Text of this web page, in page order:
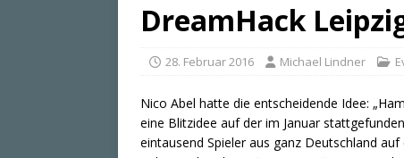
DreamHack
28. Februar 2016 Michael Lindner
Nico Abel hatte die entscheidende Idee:
eine Blitzidee auf der im Januar
eintausend Spieler aus ganz Deutschland